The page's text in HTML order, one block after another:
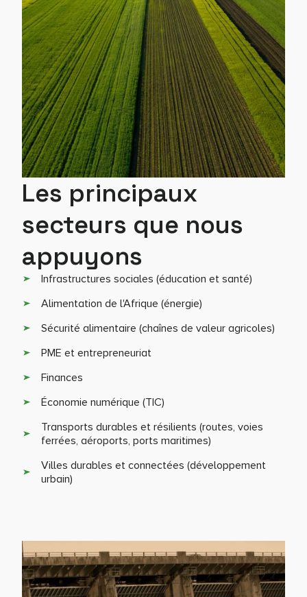
Les principaux
secteurs que nous
appuyons
Infrastructures sociales (éducation et santé)
Alimentation de l'Afrique (énergie)
Sécurité alimentaire (chaînes de valeur agricoles)
PME et entrepreneuriat
Finances
Économie numérique (TIC)
Transports durables et résilients (routes, voies
ferrées, aéroports, ports maritimes)
Villes durables et connectées (développement
urbain)